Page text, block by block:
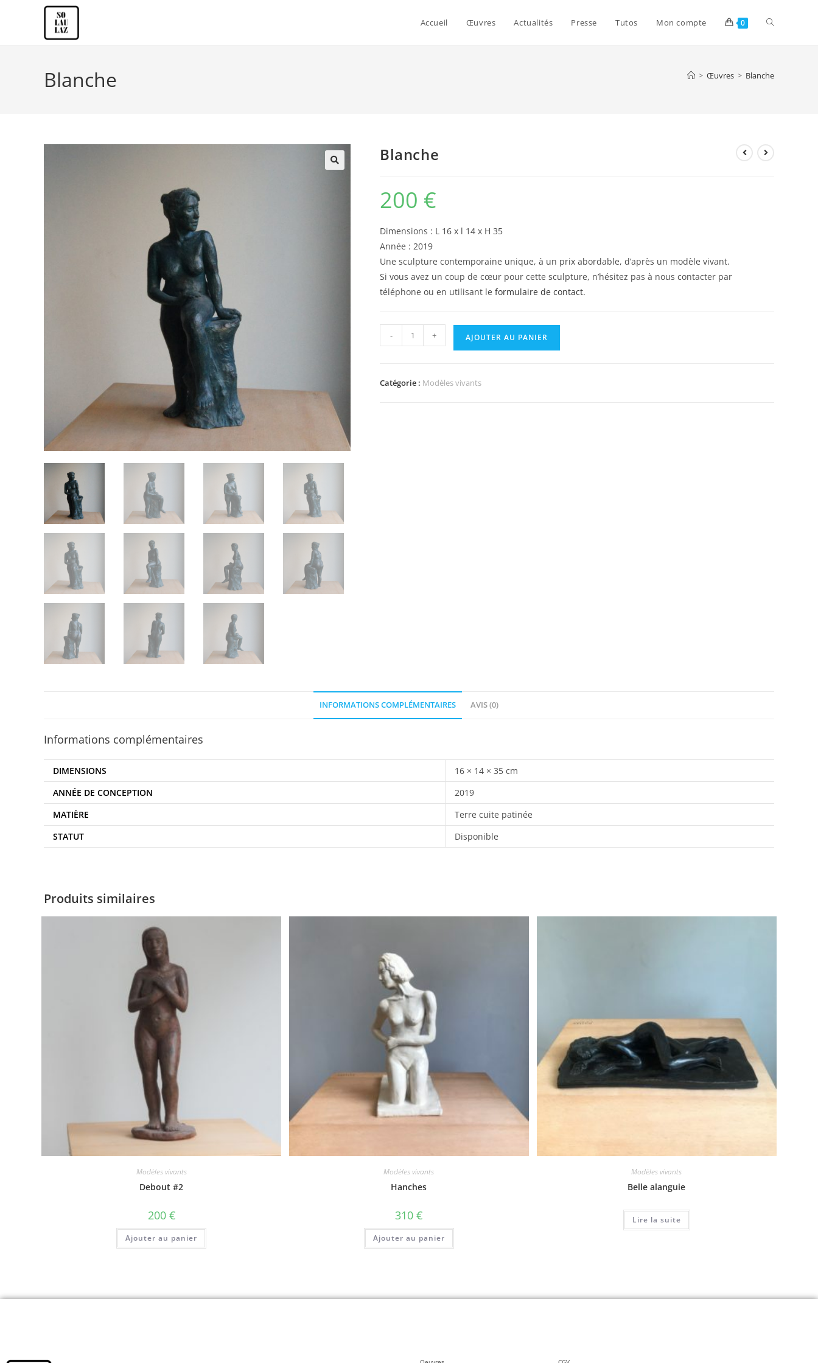
Accueil Œuvres Actualités Presse Tutos Mon compte 0
Blanche > Œuvres > Blanche
Blanche
200 €
Dimensions : L 16 x l 14 x H 35
Année : 2019
Une sculpture contemporaine unique, à un prix abordable, d’après un modèle vivant.
Si vous avez un coup de cœur pour cette sculpture, n’hésitez pas à nous contacter par
téléphone ou en utilisant le formulaire de contact.
- + AJOUTER AU PANIER
Catégorie : Modèles vivants
INFORMATIONS COMPLÉMENTAIRES AVIS (0)
Informations complémentaires
DIMENSIONS
16 × 14 × 35 cm
ANNÉE DE CONCEPTION
2019
MATIÈRE
Terre cuite patinée
STATUT
Disponible
Produits similaires
Modèles vivants
Debout #2
200 €
Ajouter au panier
Modèles vivants
Hanches
310€
Ajouter au panier
Modèles vivants
Belle alanguie
Lire la suite